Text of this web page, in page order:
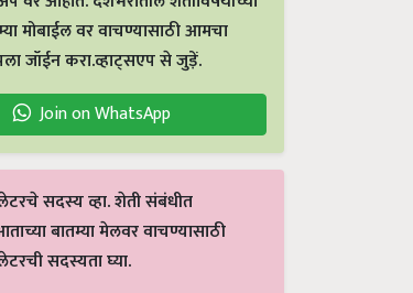
मोबाईल वर वाचण्यासाठी आमचा
जॉईन करा.व्हाट्सएप से जुड़ें.
Join on WhatsApp
सदस्य व्हा. शेती संबंधीत
बातम्या मेलवर वाचण्यासाठी
सदस्यता घ्या.